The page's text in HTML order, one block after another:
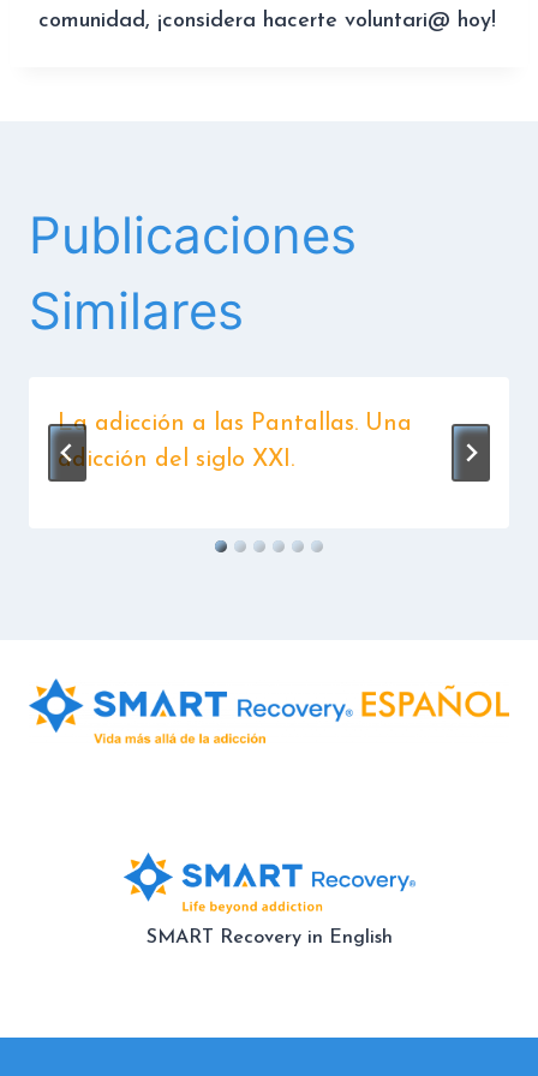
comunidad, ¡considera hacerte voluntari@ hoy!
Publicaciones
Similares
La adicción a las Pantallas. Una
adicción del siglo XXI.
SMART Recovery in English